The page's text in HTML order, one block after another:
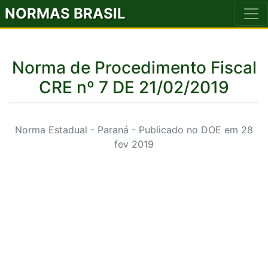
NORMAS BRASIL
Norma de Procedimento Fiscal
CRE nº 7 DE 21/02/2019
Norma Estadual - Paraná - Publicado no DOE em 28
fev 2019